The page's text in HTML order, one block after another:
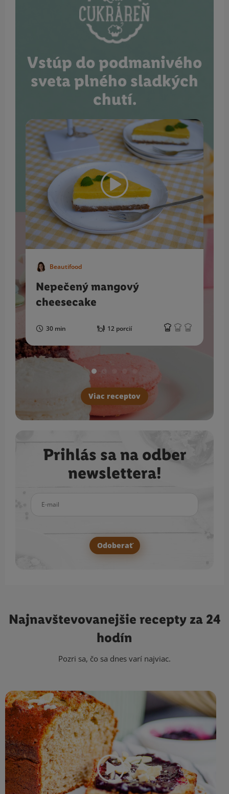
Vstúp do podmanivého
sveta plného sladkých
chutí.
Beautifood
Nepečený mangový
cheesecake
30 min 12 porcií
Viac receptov
Prihlás sa na odber
newslettera!
Odoberať
Najnavštevovanejšie recepty za 24
hodín
Pozri sa, čo sa dnes varí najviac.